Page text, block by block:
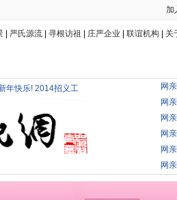
加
严氏源流 寻根访祖 庄严企业 联谊机构
关
年快乐! 2014招义工
网
网
网
网
网
网